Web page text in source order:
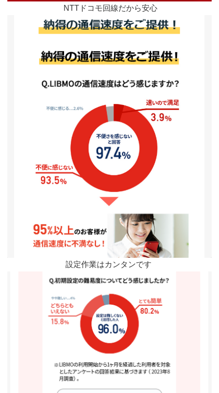
NTTドコモ回線だから安心
設定作業はカンタンです